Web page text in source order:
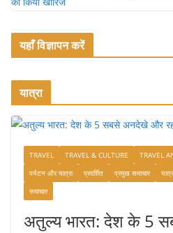
यहाँ विज्ञापन करें
यात्रा
TRAVEL TRAVEL & CULTURE TRAVEL
पर्यटन और यात्रा
प्रदर्शित प्रमुख समाचार
समाचार
अतुल्य भारत: देश के 5